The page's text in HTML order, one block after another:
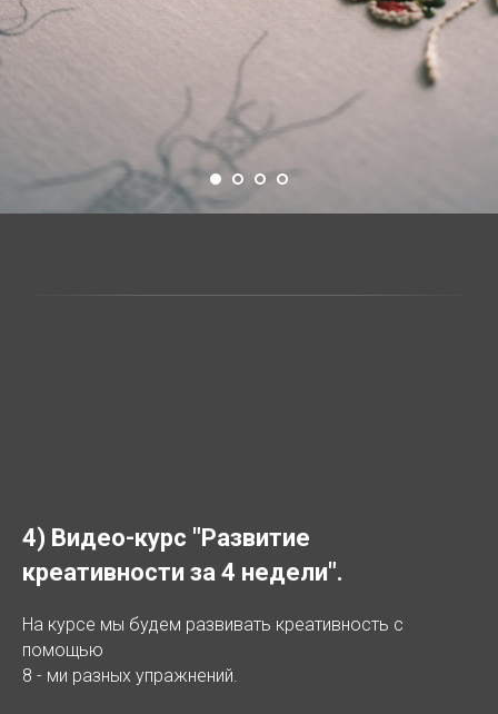
4) Видео-курс "Развитие
креативности за 4 недели".
На курсе мы будем развивать креативность с
помощью
8 - ми разных упражнений.